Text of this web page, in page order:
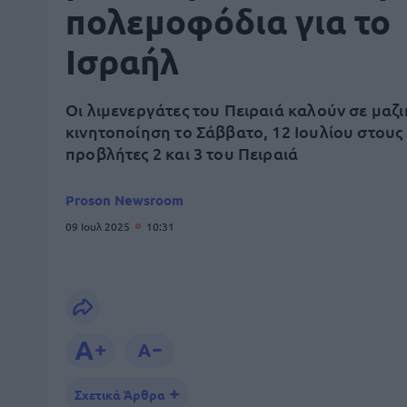
πολεμοφόδια για το
Ισραήλ
Οι λιμενεργάτες του Πειραιά καλούν σε
κινητοποίηση το Σάββατο, 12 Ιουλίου στους
προβλήτες 2 και 3 του Πειραιά
Proson Newsroom
09 Ιουλ 2025 10:31
Σχετικά Άρθρα